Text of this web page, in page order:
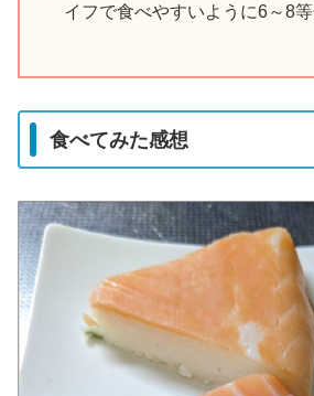
イフで食べやすいように6～8
食べてみた感想